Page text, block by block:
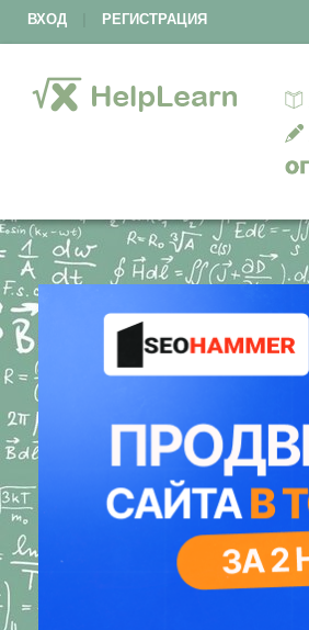
ВХОД РЕГИСТРАЦИЯ